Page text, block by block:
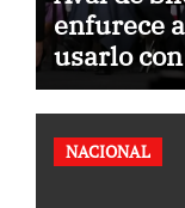
enfurece
usarlo
NACIONAL